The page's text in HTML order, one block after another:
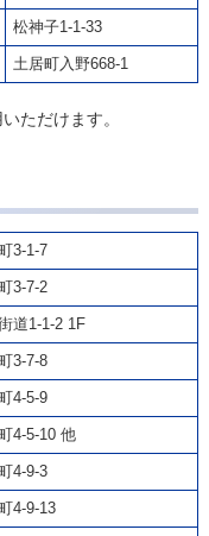
松神子1-1-33
土居町入野668-1
ただけます。
3-1-7
3-7-2
道1-1-2 1F
3-7-8
4-5-9
4-5-10 他
4-9-3
4-9-13